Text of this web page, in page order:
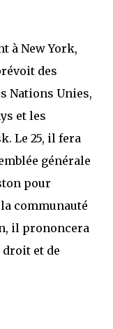
à New York,
des
Nations Unies,
et les
Le 25, il fera
générale
pour
communauté
il prononcera
et de